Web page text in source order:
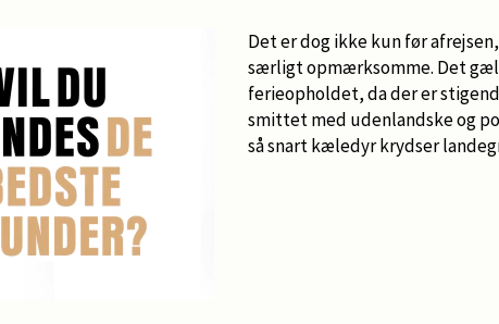
Det er dog ikke kun før
særligt opmærksomme. Det
ferieopholdet, da der er
smittet med udenlandske og
så snart kæledyr krydser